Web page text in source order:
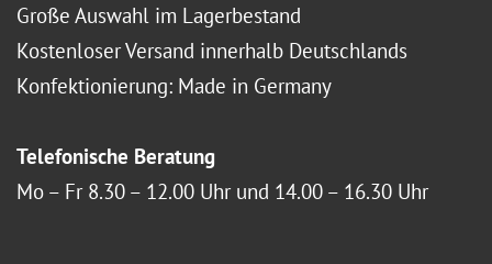
Große Auswahl im Lagerbestand
Kostenloser Versand innerhalb Deutschlands
Konfektionierung: Made in Germany
Telefonische Beratung
Mo – Fr 8.30 – 12.00 Uhr und 14.00 – 16.30 Uhr